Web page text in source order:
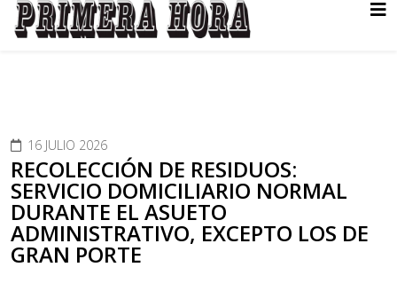
16 JULIO 2026
RECOLECCIÓN DE RESIDUOS:
SERVICIO DOMICILIARIO NORMAL
DURANTE EL ASUETO
ADMINISTRATIVO, EXCEPTO LOS DE
GRAN PORTE